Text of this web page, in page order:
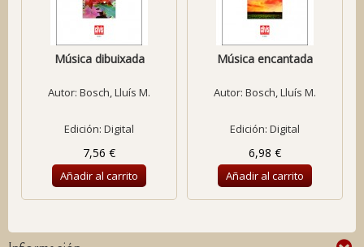
Música dibuixada
Autor: Bosch, Lluís M.
Edición: Digital
7,56 €
Añadir al carrito
Música encantada
Autor: Bosch, Lluís M.
Edición: Digital
6,98 €
Añadir al carrito